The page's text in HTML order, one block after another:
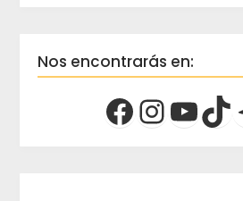
Nos encontrarás en: